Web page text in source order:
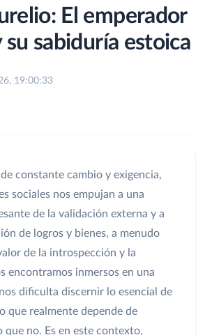
El emperador
sabiduría estoica
19:00:33
constante cambio y exigencia,
sociales nos empujan a una
de la validación externa y a
de logros y bienes, a menudo
de la introspección y la
encontramos inmersos en una
dificulta discernir lo esencial de
que realmente depende de
que no. Es en este contexto,